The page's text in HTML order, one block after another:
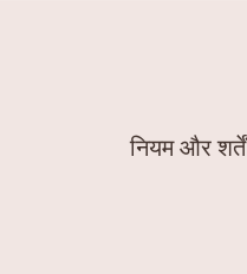
नियम और शर्तें